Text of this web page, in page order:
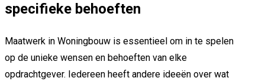
specifieke behoeften
Maatwerk in Woningbouw is essentieel om in te spelen
op de unieke wensen en behoeften van elke
opdrachtgever. Iedereen heeft andere ideeën over wat